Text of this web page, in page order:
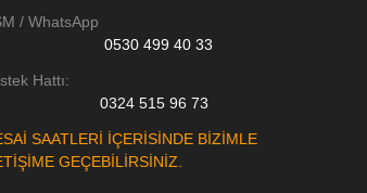
/ WhatsApp
0530 499 40 33
Hattı:
0324 515 96 73
SAATLERİ İÇERİSİNDE BİZİMLE
GEÇEBİLİRSİNİZ.